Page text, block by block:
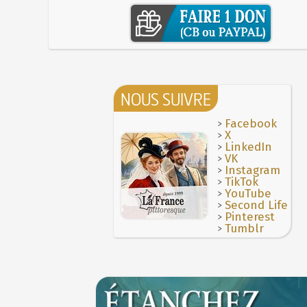
NOUS SUIVRE
> Facebook
>X
> LinkedIn
>VK
> Instagram
>TikTok
>YouTube
>Second Life
> Pinterest
>Tumblr